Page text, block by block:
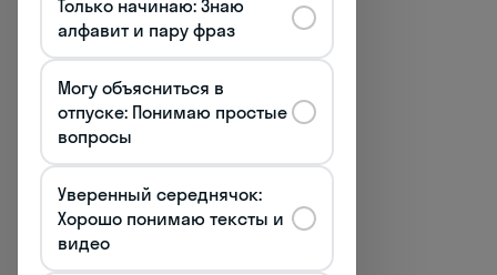
сочетают элементы цирка и
бродвейских постановок
LEA— талантливая певица и
автор песен, чьи треки
отличаются глубокой
эмоциональностью и
аутентичностью
Wincent Weiss
Только начинаю: Знаю
алфавит и пару фраз
Могу объясниться в
отпуске: Понимаю простые
вопросы
Уверенный середнячок:
Хорошо понимаю тексты и
видео